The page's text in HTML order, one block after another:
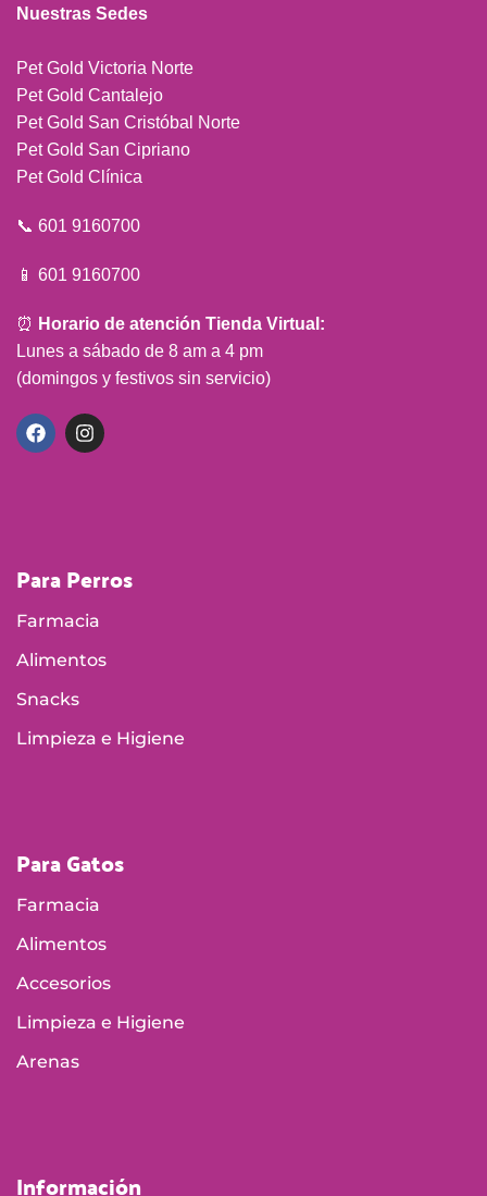
Nuestras Sedes
Pet Gold Victoria Norte
Pet Gold Cantalejo
Pet Gold San Cristóbal Norte
Pet Gold San Cipriano
Pet Gold Clínica
📞 601 9160700
📱 601 9160700
⏰ Horario de atención Tienda Virtual:
Lunes a sábado de 8 am a 4 pm
(domingos y festivos sin servicio)
Para Perros
Farmacia
Alimentos
Snacks
Limpieza e Higiene
Para Gatos
Farmacia
Alimentos
Accesorios
Limpieza e Higiene
Arenas
Información